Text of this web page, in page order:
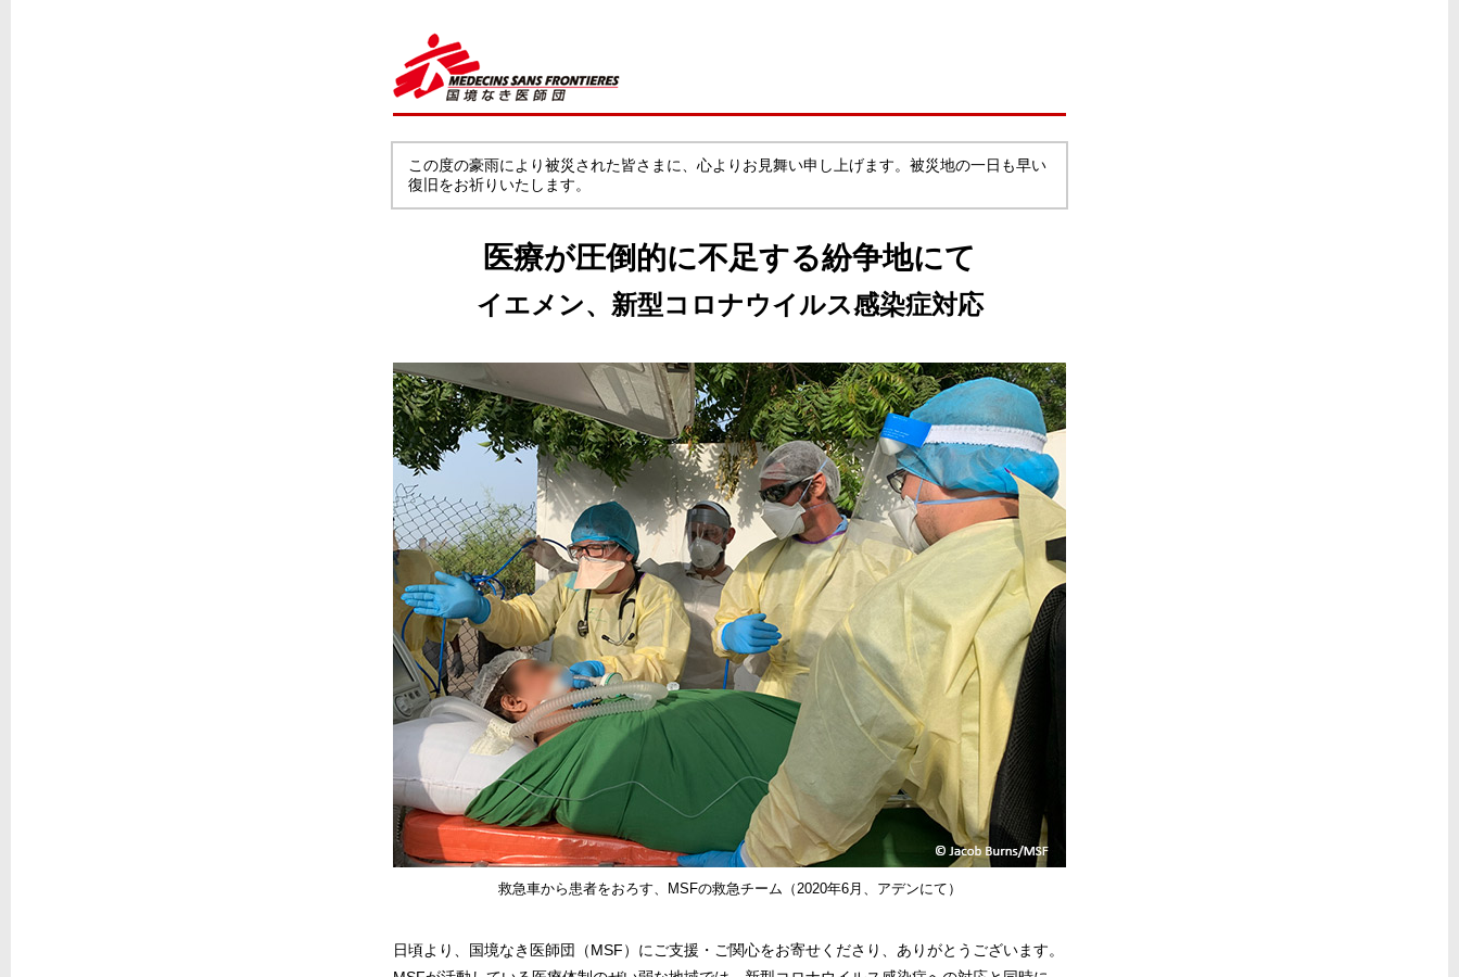
この度の豪雨により被災された皆さまに、心よりお見舞い申し上げます。被災地の一日も早い
復旧をお祈りいたします。
医療が圧倒的に不足する紛争地にて
イエメン、新型コロナウイルス感染症対応
救急車から患者をおろす、MSFの救急チーム（2020年6月、アデンにて）
日頃より、国境なき医師団（MSF）にご支援・ご関心をお寄せくださり、ありがとうございます。